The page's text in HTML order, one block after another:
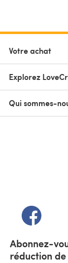
Votre achat
Explorez
Qui sommes-
(s'ouvre
Abonnez-
réduction